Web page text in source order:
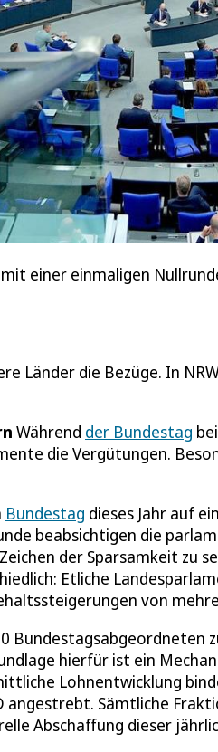
einer einmaligen
Länder die Bezüge. In
Während der Bundestag
die Vergütungen.
Bundestag dieses Jahr auf
beabsichtigen die
der Sparsamkeit zu
Etliche
von
hierfür ist ein
Lohnentwicklung
angestrebt. Sämtliche
Abschaffung dieser